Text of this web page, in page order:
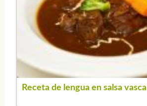
Receta de lengua en salsa vasca